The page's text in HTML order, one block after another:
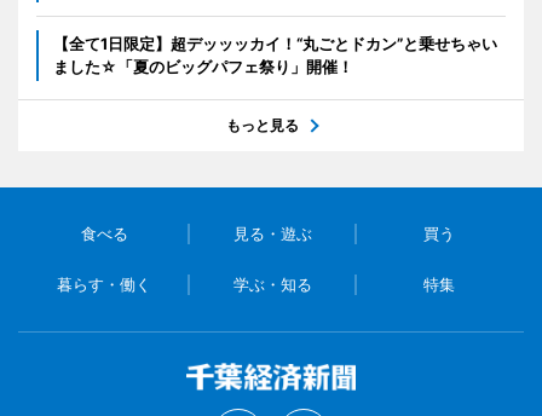
【全て1日限定】超デッッッカイ！“丸ごとドカン”と乗せちゃい
ました☆「夏のビッグパフェ祭り」開催！
もっと見る
食べる 見る・遊ぶ 買う
暮らす・働く 学ぶ・知る 特集